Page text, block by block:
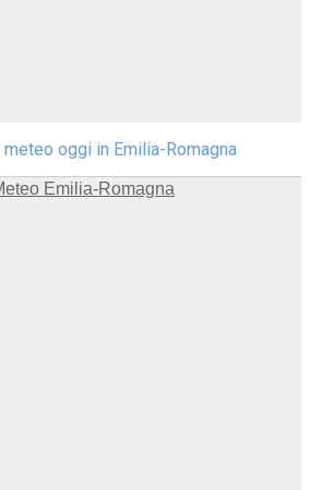
meteo oggi in Emilia-Romagna